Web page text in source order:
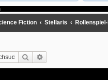
Fiction Stellaris
Suche